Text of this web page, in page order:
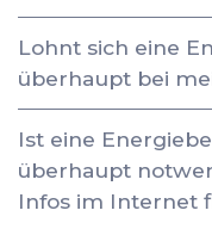
Lohnt sich eine
überhaupt bei
Ist eine
überhaupt
Infos im Internet